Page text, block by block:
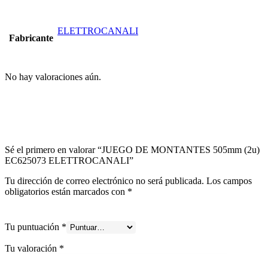
Fabricante
ELETTROCANALI
No hay valoraciones aún.
Sé el primero en valorar “JUEGO DE MONTANTES 505mm (2u)
EC625073 ELETTROCANALI”
Tu dirección de correo electrónico no será publicada. Los campos
obligatorios están marcados con *
Tu puntuación *
Tu valoración *